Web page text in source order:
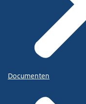
Documenten